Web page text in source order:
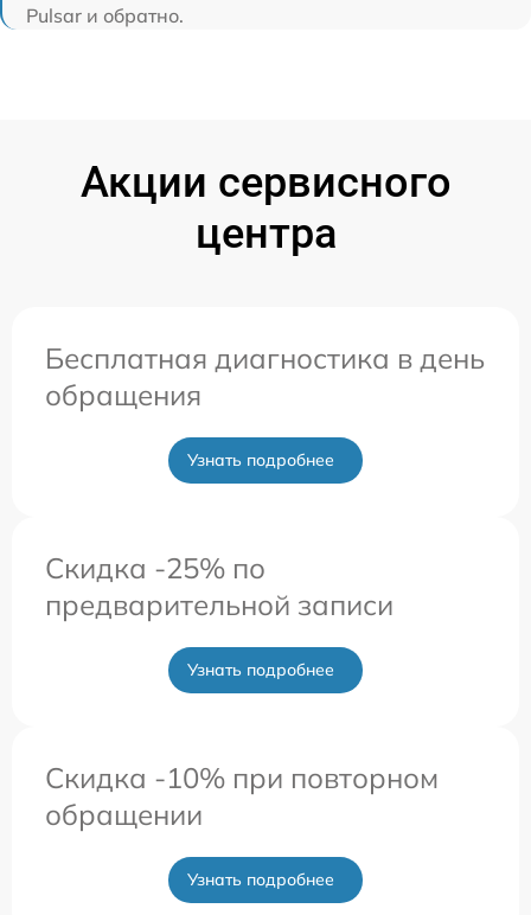
Pulsar и обратно.
Акции сервисного
центра
Бесплатная диагностика в день
обращения
Узнать подробнее
Скидка -25% по
предварительной записи
Узнать подробнее
Скидка -10% при повторном
обращении
Узнать подробнее